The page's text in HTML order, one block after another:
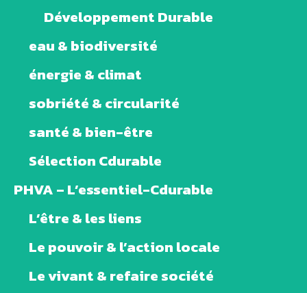
Développement Durable
eau & biodiversité
énergie & climat
sobriété & circularité
santé & bien-être
Sélection Cdurable
PHVA – L’essentiel-Cdurable
L’être & les liens
Le pouvoir & l’action locale
Le vivant & refaire société